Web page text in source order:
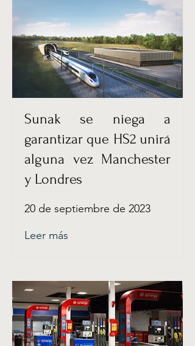
Sunak se niega a
garantizar que HS2 unirá
alguna vez Manchester
y Londres
20 de septiembre de 2023
Leer más